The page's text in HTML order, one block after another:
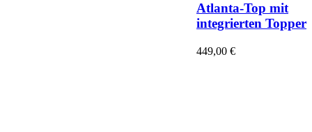
Atlanta-Top mit
integrierten Topper
449,00 €